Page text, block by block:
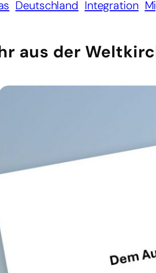
Deutschland Integration
aus der